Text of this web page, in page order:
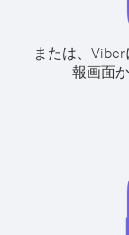
または、
報画面